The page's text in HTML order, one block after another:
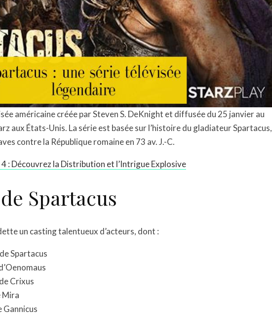
américaine créée par Steven S. DeKnight et diffusée du 25 janvier au
aux États-Unis. La série est basée sur l’histoire du gladiateur Spartacus,
contre la République romaine en 73 av. J.-C.
4 : Découvrez la Distribution et l’Intrigue Explosive
Spartacus
un casting talentueux d’acteurs, dont :
Spartacus
Crixus
Mira
Gannicus